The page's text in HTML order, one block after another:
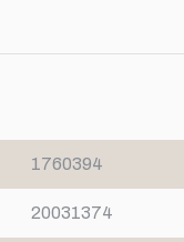
1760394
20031374